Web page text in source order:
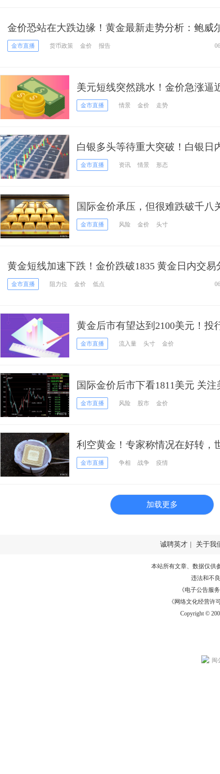
金价恐站在大跌边缘！黄金最新走势分析：鲍威
态料令金价跌向1800美元
金市直播 货币政策 金价 报告
美元短线突然跳水！金价急涨逼
欧元、英镑、日元、澳元和黄金
金市直播 情景 金价 走势
白银多头等待重大突破！白银日
水平 银价恐飙升
金市直播 资讯 情景 形态
国际金价承压，但很难跌破千八
金市直播 风险 金价 头寸
黄金短线加速下跌！金价跌破1835 黄金日内交易
一旦失守该位 金价前景恐转为看跌
金市直播 阻力位 金价 低点
黄金后市有望达到2100美元！投
金价将在1800上方轻松交投
金市直播 流入量 头寸 金价
国际金价后市下看1811美元 关
金市直播 风险 股市 金价
利空黄金！专家称情况在好转，
金市直播 争相 战争 疫情
加载更多
诚聘英才 关于我
本站所有文章、数据仅供
违法和不
《电子公告服务
《网络文化经营许
Copyright ©
闽